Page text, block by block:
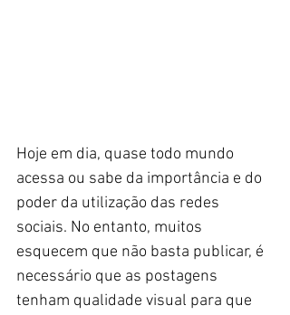
Hoje em dia, quase todo mundo
acessa ou sabe da importância e do
poder da utilização das redes
sociais. No entanto, muitos
esquecem que não basta publicar, é
necessário que as postagens
tenham qualidade visual para que